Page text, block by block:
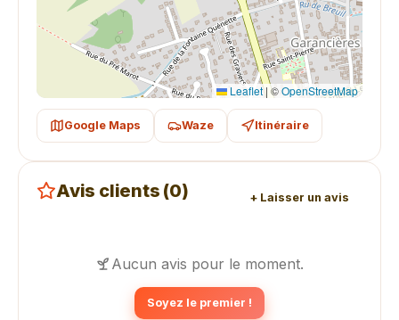
Leaflet |©OpenStreetMap
Google Maps Waze Itinéraire
Avis clients (0) + Laisser un avis
Aucun avis pour le moment.
Soyez le premier !